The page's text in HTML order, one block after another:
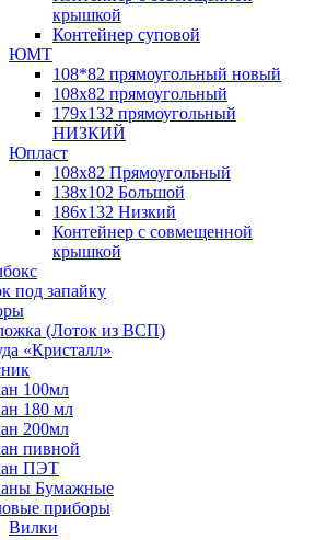
крышкой
Контейнер суповой
ЮМТ
108*82 прямоугольный новый
108х82 прямоугольный
179х132 прямоугольный
НИЗКИЙ
Юпласт
108х82 Прямоугольный
138х102 Большой
186х132 Низкий
Контейнер с совмещенной
крышкой
под запайку
(Лоток из ВСП)
«Кристалл»
100мл
180 мл
200мл
пивной
ПЭТ
Бумажные
приборы
Вилки